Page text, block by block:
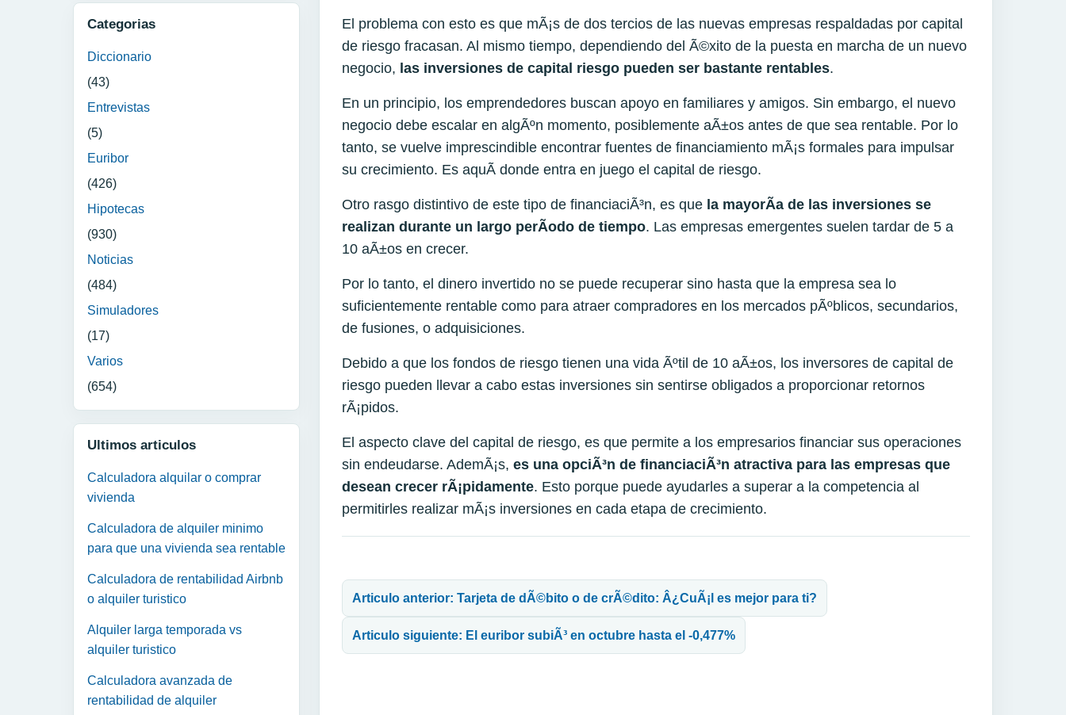
Categorias
Diccionario
(43)
Entrevistas
(5)
Euribor
(426)
Hipotecas
(930)
Noticias
(484)
Simuladores
(17)
Varios
(654)
Ultimos articulos
Calculadora alquilar o comprar
vivienda
Calculadora de alquiler minimo
para que una vivienda sea rentable
Calculadora de rentabilidad Airbnb
o alquiler turistico
Alquiler larga temporada vs
alquiler turistico
Calculadora avanzada de
rentabilidad de alquiler
El problema con esto es que mÃ¡s de dos tercios de las nuevas empresas respaldadas por capital
de riesgo fracasan. Al mismo tiempo, dependiendo del Ã©xito de la puesta en marcha de un nuevo
negocio, las inversiones de capital riesgo pueden ser bastante rentables.
En un principio, los emprendedores buscan apoyo en familiares y amigos. Sin embargo, el nuevo
negocio debe escalar en algÃºn momento, posiblemente aÃ±os antes de que sea rentable. Por lo
tanto, se vuelve imprescindible encontrar fuentes de financiamiento mÃ¡s formales para impulsar
su crecimiento. Es aquÃ­ donde entra en juego el capital de riesgo.
Otro rasgo distintivo de este tipo de financiaciÃ³n, es que la mayorÃ­a de las inversiones se
realizan durante un largo perÃ­odo de tiempo. Las empresas emergentes suelen tardar de 5 a
10 aÃ±os en crecer.
Por lo tanto, el dinero invertido no se puede recuperar sino hasta que la empresa sea lo
suficientemente rentable como para atraer compradores en los mercados pÃºblicos, secundarios,
de fusiones, o adquisiciones.
Debido a que los fondos de riesgo tienen una vida Ãºtil de 10 aÃ±os, los inversores de capital de
riesgo pueden llevar a cabo estas inversiones sin sentirse obligados a proporcionar retornos
rÃ¡pidos.
El aspecto clave del capital de riesgo, es que permite a los empresarios financiar sus operaciones
sin endeudarse. AdemÃ¡s, es una opciÃ³n de financiaciÃ³n atractiva para las empresas que
desean crecer rÃ¡pidamente. Esto porque puede ayudarles a superar a la competencia al
permitirles realizar mÃ¡s inversiones en cada etapa de crecimiento.
Articulo anterior: Tarjeta de dÃ©bito o de crÃ©dito: Â¿CuÃ¡l es mejor para ti?
Articulo siguiente: El euribor subiÃ³ en octubre hasta el -0,477%